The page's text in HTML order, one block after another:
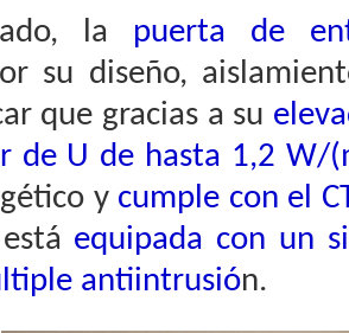
la puerta de
su diseño,
que gracias a su
de U de hasta 1,2 W/
y cumple con el
equipada con un
antiintrusión.